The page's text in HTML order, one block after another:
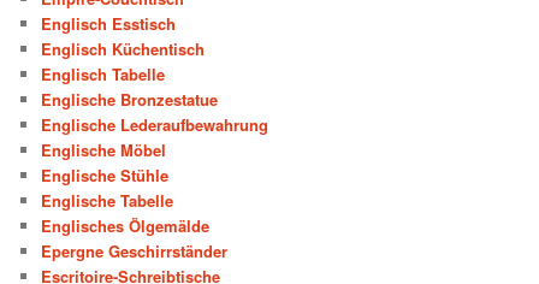
Englisch Esstisch
Englisch Küchentisch
Englisch Tabelle
Englische Bronzestatue
Englische Lederaufbewahrung
Englische Möbel
Englische Stühle
Englische Tabelle
Englisches Ölgemälde
Epergne Geschirrständer
Escritoire-Schreibtische